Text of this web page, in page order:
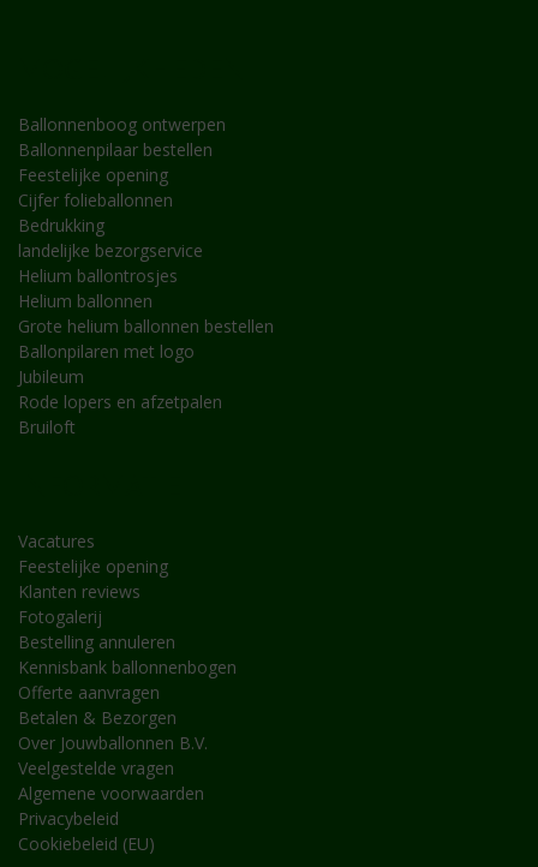
Ballonnenboog ontwerpen
Ballonnenpilaar bestellen
Feestelijke opening
Cijfer folieballonnen
Bedrukking
landelijke bezorgservice
Helium ballontrosjes
Helium ballonnen
Grote helium ballonnen bestellen
Ballonpilaren met logo
Jubileum
Rode lopers en afzetpalen
Bruiloft
Vacatures
Feestelijke opening
Klanten reviews
Fotogalerij
Bestelling annuleren
Kennisbank ballonnenbogen
Offerte aanvragen
Betalen & Bezorgen
Over Jouwballonnen B.V.
Veelgestelde vragen
Algemene voorwaarden
Privacybeleid
Cookiebeleid (EU)